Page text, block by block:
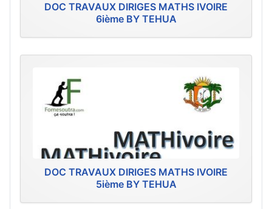
DOC TRAVAUX DIRIGES MATHS IVOIRE
6ième BY TEHUA
DOC TRAVAUX DIRIGES MATHS IVOIRE
5ième BY TEHUA